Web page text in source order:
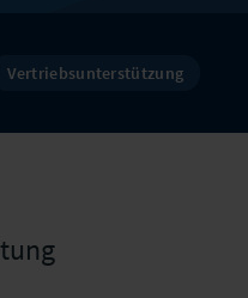
Vertriebsunterstützung